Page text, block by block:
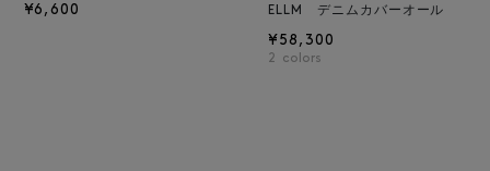
¥6,600
ELLM デニムカバーオール
¥58,300
2 colors